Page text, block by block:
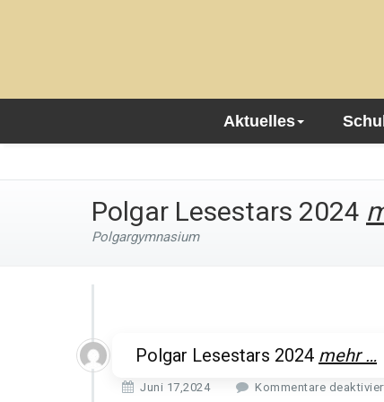
Aktuelles
Polgar Lesestars 2024
Polgargymnasium
Polgar Lesestars 2024 mehr …
Juni 17,2024 Kommentare